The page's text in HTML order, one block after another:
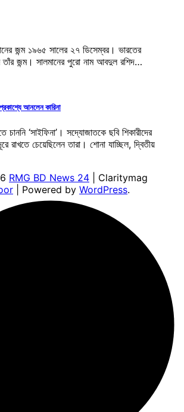
জন্ম ১৯৬৫ সালের ২৭ ডিসেম্বর। ভারতের
তাঁর জন্ম। সালমানের পুরো নাম আবদুল রশিদ…
প্রকাশ্যে আনলেন কারিনা
‘সাইফিনা’। সদ্যোজাতকে ছবি শিকারীদের
রাখতে চেয়েছিলেন তারা। শোনা যাচ্ছিল, দ্বিতীয়
RMG BD News 24 | Claritymag
| Powered by WordPress.